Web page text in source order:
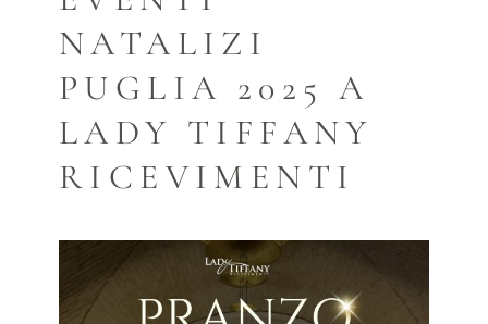
NATALIZI
PUGLIA 2025 A
LADY TIFFANY
RICEVIMENTI